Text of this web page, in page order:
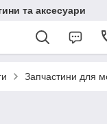
та аксесуари
Запчастини для